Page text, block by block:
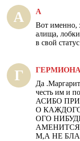
А А
Вот именно,
алища,
в свой
Г ГЕРМИОНА
Да
честь им и
АСИБО
О
ОГО
М,А НЕ